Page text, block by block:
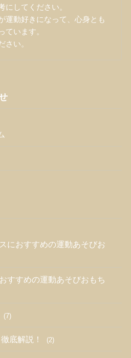
にしてください。
運動好きになって、心身とも
ています。
さい。
におすすめの運動あそびお
すすめの運動あそびおもち
(7)
底解説！ (2)